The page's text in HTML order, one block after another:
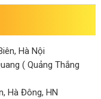
Hà Nội
( Quảng Thắng
Hà Đông, HN